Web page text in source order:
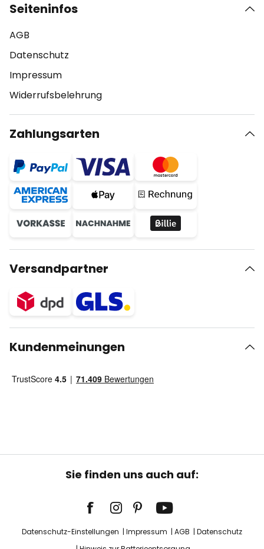
Seiteninfos
AGB
Datenschutz
Impressum
Widerrufsbelehrung
Zahlungsarten
Versandpartner
Kundenmeinungen
Sie finden uns auch auf:
Datenschutz-Einstellungen Impressum AGB
Datenschutz